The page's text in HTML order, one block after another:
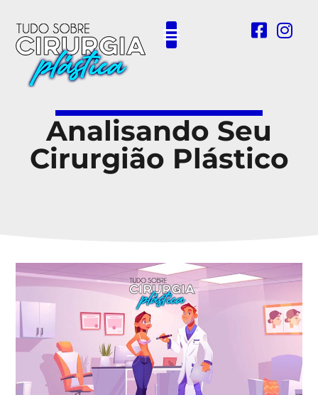
Analisando Seu
Cirurgião Plástico